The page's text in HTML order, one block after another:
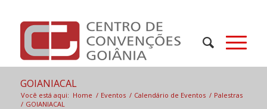
GOIANIACAL
Você está aqui: Home / Eventos / Calendário de Eventos / Palestras
/ GOIANIACAL